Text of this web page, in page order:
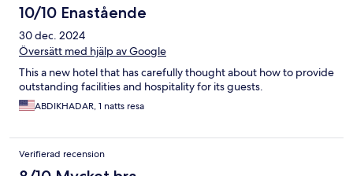
10/10 Enastående
30 dec. 2024
Översätt med hjälp av Google
This a new hotel that has carefully thought about how to provide
outstanding facilities and hospitality for its guests.
ABDIKHADAR, 1 natts resa
Verifierad recension